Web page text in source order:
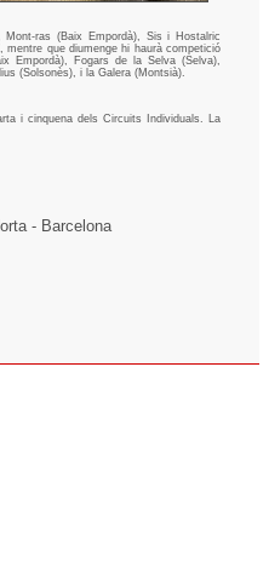
ras (Baix Empordà), Sis i Hostalric
que diumenge hi haurà competició
Empordà), Fogars de la Selva (Selva),
(Solsonès), i la Galera (Montsià).
i cinquena dels Circuits Individuals. La
- Barcelona